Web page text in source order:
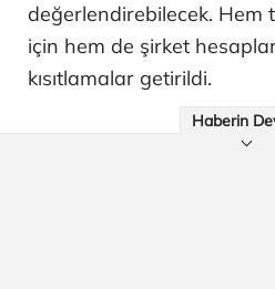
değerlendirebilecek. Hem
için hem de şirket
kısıtlamalar getirildi.
Haberin